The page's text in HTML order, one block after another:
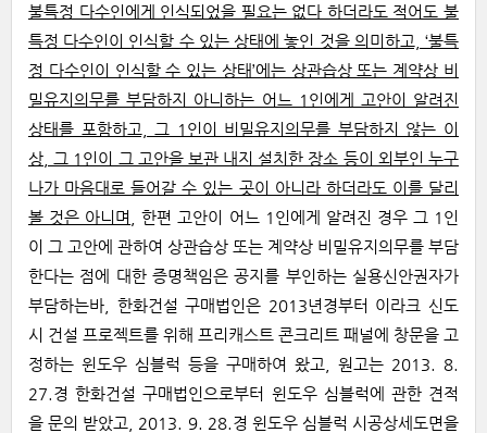
불특정 다수인에게 인식되었을 필요는 없다 하더라도 적어도 불
특정 다수인이 인식할 수 있는 상태에 놓인 것을 의미하고, ‘불특
정 다수인이 인식할 수 있는 상태’에는 상관습상 또는 계약상 비
밀유지의무를 부담하지 아니하는 어느 1인에게 고안이 알려진
상태를 포함하고, 그 1인이 비밀유지의무를 부담하지 않는 이
상, 그 1인이 그 고안을 보관 내지 설치한 장소 등이 외부인 누구
나가 마음대로 들어갈 수 있는 곳이 아니라 하더라도 이를 달리
볼 것은 아니며
, 한편 고안이 어느 1인에게 알려진 경우 그 1인
이 그 고안에 관하여 상관습상 또는 계약상 비밀유지의무를 부담
한다는 점에 대한 증명책임은 공지를 부인하는 실용신안권자가
부담하는바, 한화건설 구매법인은 2013년경부터 이라크 신도
시 건설 프로젝트를 위해 프리캐스트 콘크리트 패널에 창문을 고
정하는 윈도우 심블럭 등을 구매하여 왔고, 원고는 2013. 8.
27.경 한화건설 구매법인으로부터 윈도우 심블럭에 관한 견적
을 문의 받았고, 2013. 9. 28.경 윈도우 심블럭 시공상세도면을